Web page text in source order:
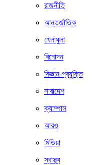
রাজনীতি
আন্তর্জাতিক
খেলাধুলা
বিনোদন
বিজ্ঞান-প্রযুক্তি
সারাদেশ
ক্যাম্পাস
আরও
মিডিয়া
স্বাস্থ্য